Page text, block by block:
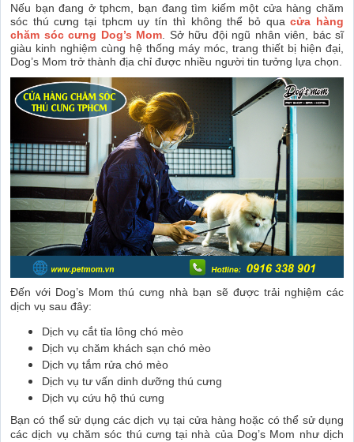
Nếu bạn đang ở tphcm, bạn đang tìm kiếm một cửa hàng chăm
sóc thú cưng tại tphcm uy tín thì không thể bỏ qua cửa hàng
chăm sóc cưng Dog’s Mom . Sở hữu đội ngũ nhân viên, bác sĩ
giàu kinh nghiệm cùng hệ thống máy móc, trang thiết bị hiện đại,
Dog’s Mom trở thành địa chỉ được nhiều người tin tưởng lựa chọn.
Đến với Dog’s Mom thú cưng nhà bạn sẽ được trải nghiệm các
dịch vụ sau đây:
Dịch vụ cắt tỉa lông chó mèo
Dịch vụ chăm khách sạn chó mèo
Dịch vụ tắm rửa chó mèo
Dịch vụ tư vấn dinh dưỡng thú cưng
Dịch vụ cứu hộ thú cưng
Bạn có thể sử dụng các dịch vụ tại cửa hàng hoặc có thể sử dụng
các dịch vụ chăm sóc thú cưng tại nhà của Dog’s Mom như dịch